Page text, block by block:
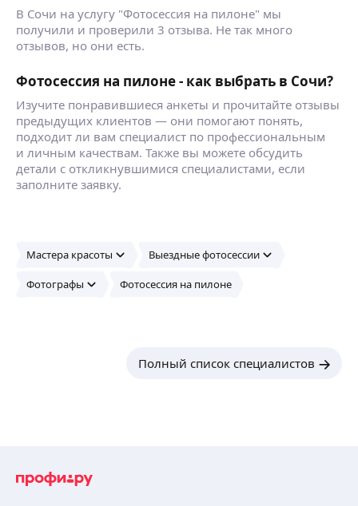
В Сочи на услугу "Фотосессия на пилоне" мы
получили и проверили 3 отзыва. Не так много
отзывов, но они есть.
Фотосессия на пилоне - как выбрать в Сочи?
Изучите понравившиеся анкеты и прочитайте отзывы
предыдущих клиентов — они помогают понять,
подходит ли вам специалист по профессиональным
и личным качествам. Также вы можете обсудить
детали с откликнувшимися специалистами, если
заполните заявку.
Мастера красоты Выездные фотосессии
Фотографы Фотосессия на пилоне
Полный список специалистов